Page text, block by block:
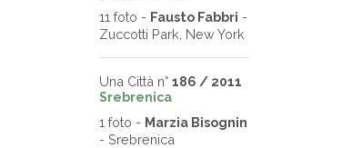
11 foto - Fausto Fabbri -
Zuccotti Park, New York
Una Città n° 186 / 2011
Srebrenica
1 foto - Marzia Bisognin
- Srebrenica